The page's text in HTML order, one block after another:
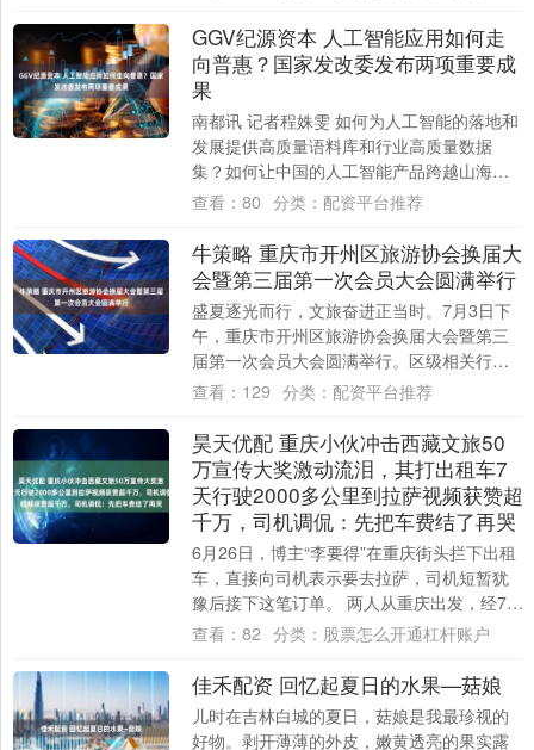
GGV纪源资本 人工智能应用如何走
向普惠？国家发改委发布两项重要成
果
南都讯 记者程姝雯 如何为人工智能的落地和
发展提供高质量语料库和行业高质量数据
集？如何让中国的人工智能产品跨越山海、
惠及世界？7月17日，国家发改委在世界人工
查看： 80 分类： 配资平台推荐
牛策略 重庆市开州区旅游协会换届大
会暨第三届第一次会员大会圆满举行
盛夏逐光而行，文旅奋进正当时。7月3日下
午，重庆市开州区旅游协会换届大会暨第三
届第一次会员大会圆满举行。区级相关行业
主管部门、跨省市文旅行业代表、协会会
查看： 129 分类： 配资平台推荐
昊天优配 重庆小伙冲击西藏文旅50
万宣传大奖激动流泪，其打出租车7
天行驶2000多公里到拉萨视频获赞超
千万，司机调侃：先把车费结了再哭
6月26日，博主“李要得”在重庆街头拦下出租
车，直接向司机表示要去拉萨，司机短暂犹
豫后接下这笔订单。 两人从重庆出发，经7天
行驶2000多公里，全程用镜头记录沿....
查看： 82 分类： 股票怎么开通杠杆账户
佳禾配资 回忆起夏日的水果—菇娘
儿时在吉林白城的夏日，菇娘是我最珍视的
好物。剥开薄薄的外皮，嫩黄透亮的果实露